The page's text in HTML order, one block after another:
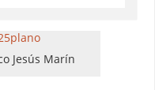
Jesús Marín